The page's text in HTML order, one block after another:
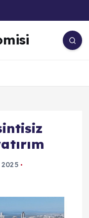
2025